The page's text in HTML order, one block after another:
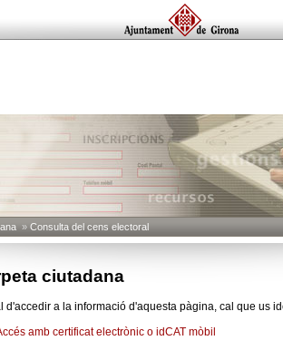
» Consulta del cens electoral
ciutadana
d'accedir a la informació d'aquesta pàgina, cal que us
amb certificat electrònic o idCAT mòbil